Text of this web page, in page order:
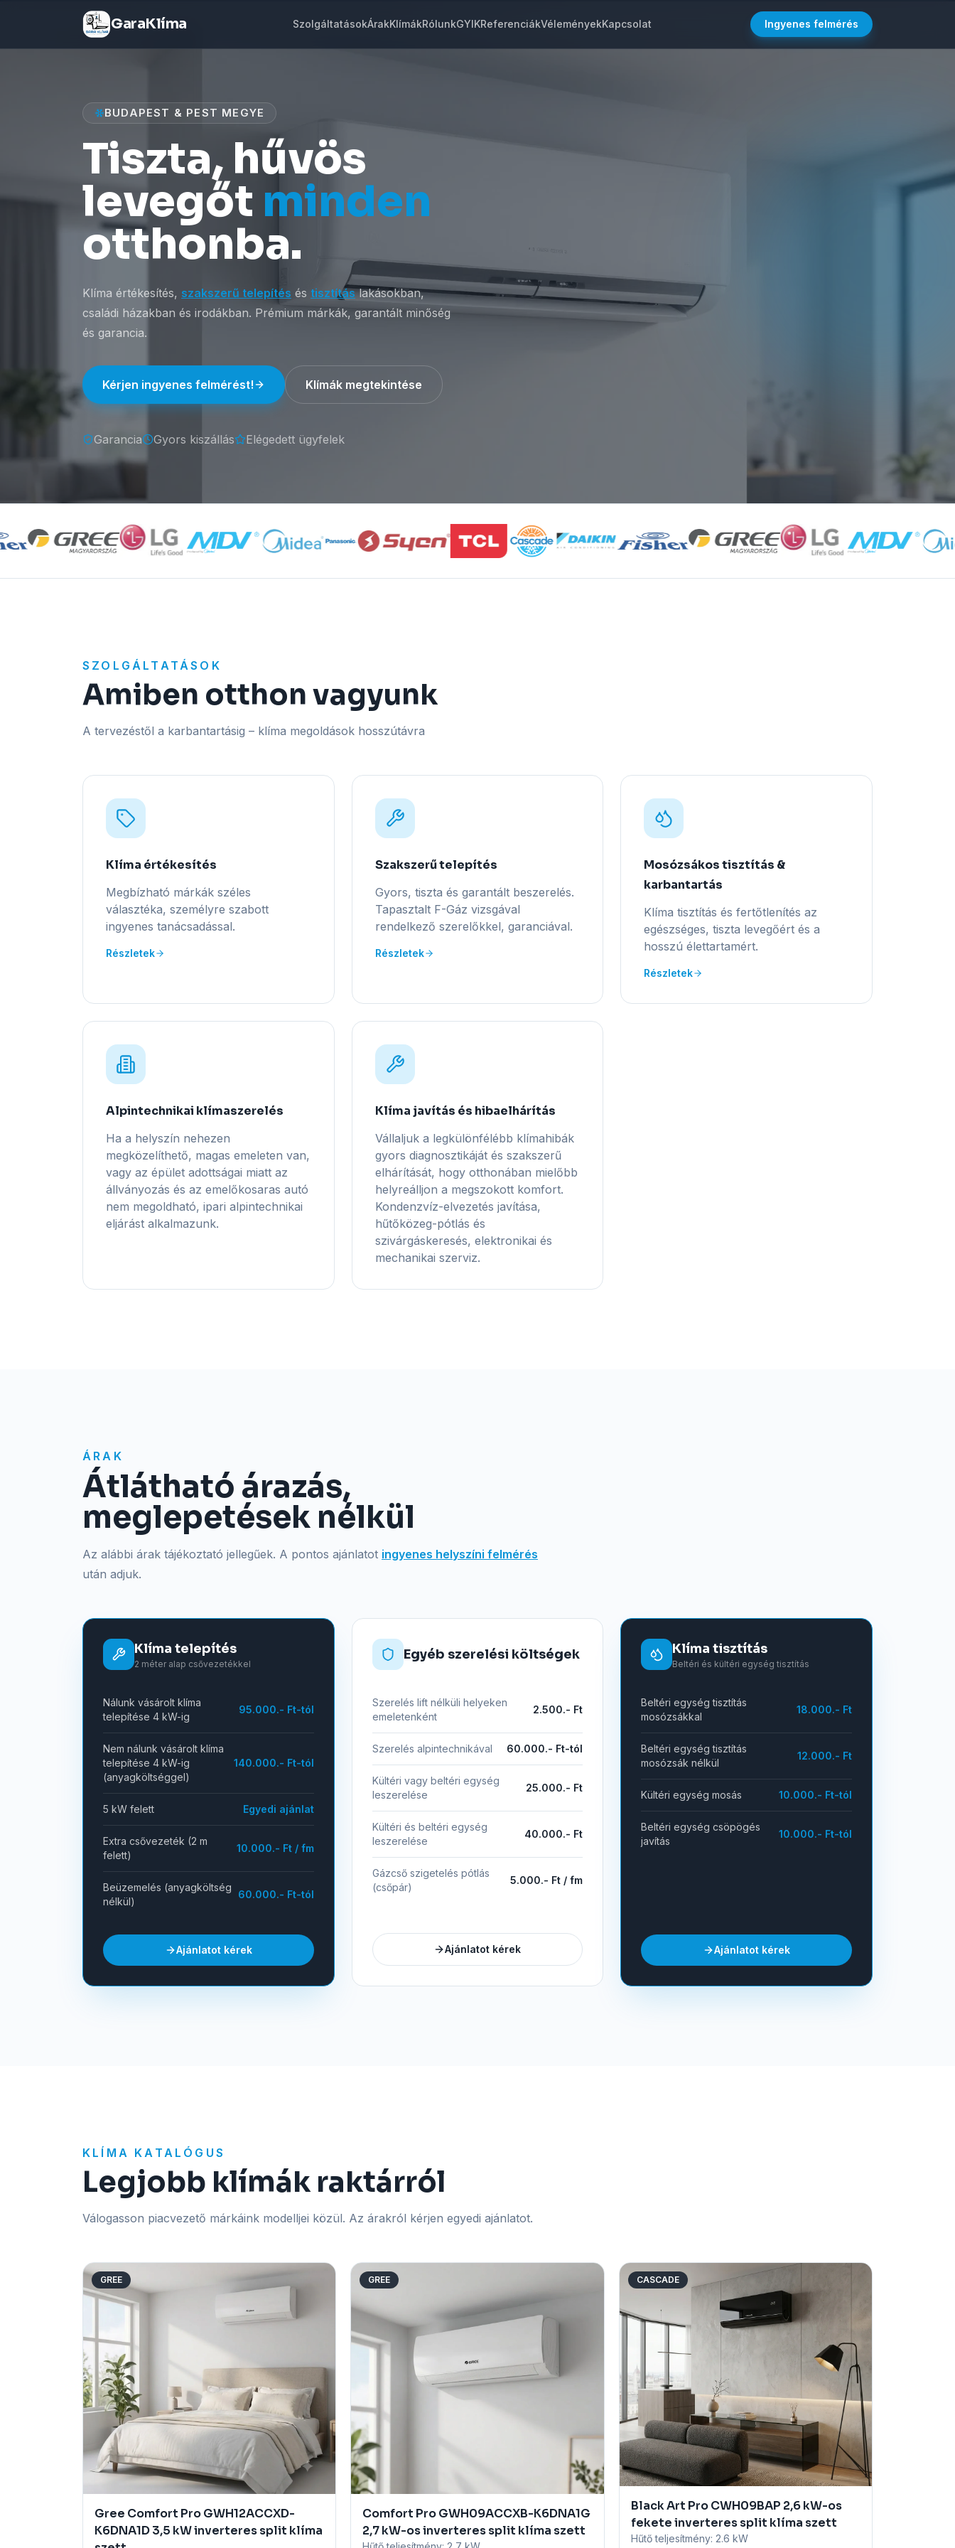
GaraKlíma SzolgáltatásokÁrakKlímákRólunkGYIKReferenciákVéleményekKapcsolat Ingyenes felmérés
BUDAPEST & PEST MEGYE
Tiszta, hűvös
levegőt minden
otthonba.
Klíma értékesítés, szakszerű telepítés és tisztításlakásokban,
családi házakban és irodákban. Prémium márkák, garantált minőség
és garancia.
Kérjen ingyenes felmérést! Klímák megtekintése
Garancia Gyors kiszállás Elégedett ügyfelek
SZOLGÁLTATÁSOK
Amiben otthon vagyunk
A tervezéstől a karbantartásig – klíma megoldások hosszútávra
Klíma értékesítés
Megbízható márkák széles
választéka, személyre szabott
ingyenes tanácsadással.
Részletek
Szakszerű telepítés
Gyors, tiszta és garantált beszerelés.
Tapasztalt F-Gáz vizsgával
rendelkező szerelőkkel, garanciával.
Részletek
Mosózsákos tisztítás &
karbantartás
Klíma tisztítás és fertőtlenítés az
egészséges, tiszta levegőért és a
hosszú élettartamért.
Részletek
Alpintechnikai klímaszerelés
Ha a helyszín nehezen
megközelíthető, magas emeleten van,
vagy az épület adottságai miatt az
állványozás és az emelőkosaras autó
nem megoldható, ipari alpintechnikai
eljárást alkalmazunk.
Klíma javítás és hibaelhárítás
Vállaljuk a legkülönfélébb klímahibák
gyors diagnosztikáját és szakszerű
elhárítását, hogy otthonában mielőbb
helyreálljon a megszokott komfort.
Kondenzvíz-elvezetés javítása,
hűtőközeg-pótlás és
szivárgáskeresés, elektronikai és
mechanikai szerviz.
ÁRAK
Átlátható árazás,
meglepetések nélkül
Az alábbi árak tájékoztató jellegűek. A pontos ajánlatot ingyenes helyszíni felmérés
után adjuk.
Klíma telepítés
2 méter alap csővezetékkel
Nálunk vásárolt klíma
telepítése 4 kW-ig
95.000.- Ft-tól
Nem nálunk vásárolt klíma
telepítése 4 kW-ig
(anyagköltséggel)
140.000.- Ft-tól
5 kW felett Egyedi ajánlat
Extra csővezeték (2 m
felett)
10.000.- Ft / fm
Beüzemelés (anyagköltség
nélkül)
60.000.- Ft-tól
Ajánlatot kérek
Egyéb szerelési költségek
Szerelés lift nélküli helyeken
emeletenként
2.500.- Ft
Szerelés alpintechnikával 60.000.- Ft-tól
Kültéri vagy beltéri egység
leszerelése
25.000.- Ft
Kültéri és beltéri egység
leszerelése
40.000.- Ft
Gázcső szigetelés pótlás
(csőpár)
5.000.- Ft / fm
Ajánlatot kérek
Klíma tisztítás
Beltéri és kültéri egység tisztítás
Beltéri egység tisztítás
mosózsákkal
18.000.- Ft
Beltéri egység tisztítás
mosózsák nélkül
12.000.- Ft
Kültéri egység mosás 10.000.- Ft-tól
Beltéri egység csöpögés
javítás
10.000.- Ft-tól
Ajánlatot kérek
KLÍMA KATALÓGUS
Legjobb klímák raktárról
Válogasson piacvezető márkáink modelljei közül. Az árakról kérjen egyedi ajánlatot.
GREE
Gree Comfort Pro GWH12ACCXD-
K6DNA1D 3,5 kW inverteres split klíma
GREE
Comfort Pro GWH09ACCXB-K6DNA1G
2,7 kW-os inverteres split klíma szett
CASCADE
Black Art Pro CWH09BAP 2,6 kW-os
fekete inverteres split klíma szett
Hűtő teljesítmény: 2.6 kW